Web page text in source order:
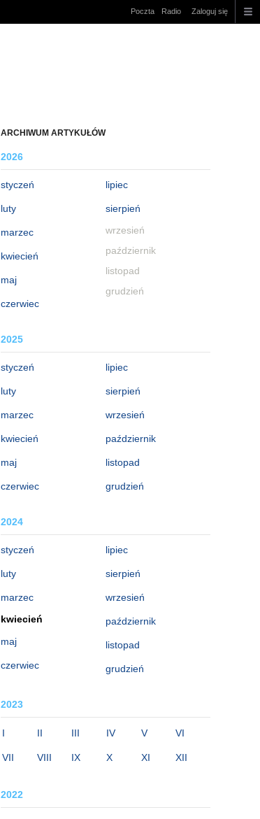
Poczta Radio Zaloguj się
ARCHIWUM ARTYKUŁÓW
2026
styczeń
luty
marzec
kwiecień
maj
czerwiec
lipiec
sierpień
wrzesień
październik
listopad
grudzień
2025
styczeń
luty
marzec
kwiecień
maj
czerwiec
lipiec
sierpień
wrzesień
październik
listopad
grudzień
2024
styczeń
luty
marzec
kwiecień
maj
czerwiec
lipiec
sierpień
wrzesień
październik
listopad
grudzień
2023
I II III IV V VI
VII VIII IX X XI XII
2022